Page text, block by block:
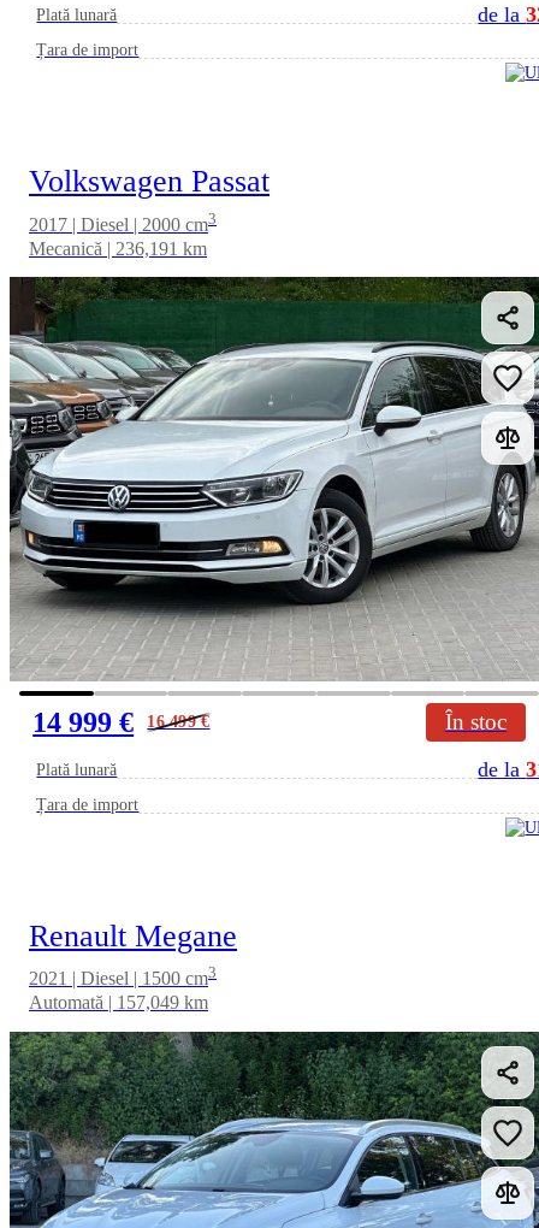
Plată lunară de la
Țara de import
Volkswagen Passat
2017 | Diesel | 2000 cm3
Mecanică | 236,191 km
14 999 € 16 499€ În stoc
Plată lunară de la
Țara de import
Renault Megane
2021 | Diesel | 1500 cm3
Automată | 157,049 km